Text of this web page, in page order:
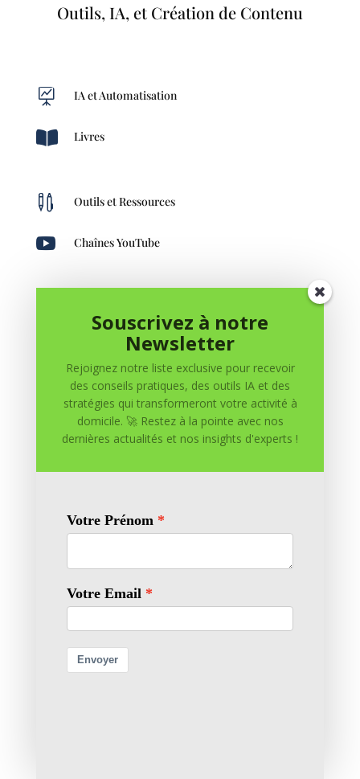
Outils, IA, et Création de Contenu
 IA et Automatisation
 Livres
 Outils et Ressources
 Chaînes YouTube
0 commentaires
Soumettre un commentaire
Souscrivez à notre
Newsletter
Rejoignez notre liste exclusive pour recevoir
des conseils pratiques, des outils IA et des
stratégies qui transformeront votre activité à
domicile. 🚀 Restez à la pointe avec nos
dernières actualités et nos insights d'experts !